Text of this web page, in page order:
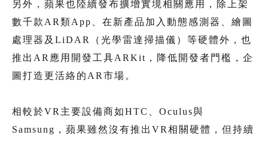
另外，蘋果也陸續發布擴增實境相關應用，除上架
數千款AR類App、在新產品加入動態感測器、繪圖
處理器及LiDAR（光學雷達掃描儀）等硬體外，也
推出AR應用開發工具ARKit，降低開發者門檻，企
圖打造更活絡的AR市場。
相較於VR主要設備商如HTC、Oculus與
Samsung，蘋果雖然沒有推出VR相關硬體，但持續